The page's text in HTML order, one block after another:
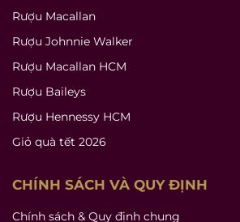
Rượu Macallan
Rượu Johnnie Walker
Rượu Macallan HCM
Rượu Baileys
Rượu Hennessy HCM
Giỏ quà tết 2026
CHÍNH SÁCH VÀ QUY ĐỊNH
Chính sách & Quy định chung